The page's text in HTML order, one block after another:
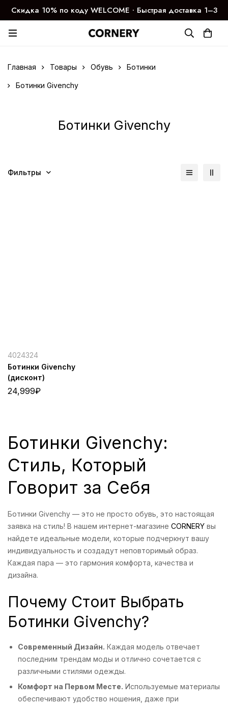
Скидка 10% по коду WELCOME ∙ Быстрая доставка 1–3
дня
Главная Товары Обувь Ботинки
Ботинки Givenchy
Ботинки Givenchy
Фильтры
4024324
Ботинки Givenchy
(дисконт)
24,999₽
Ботинки Givenchy:
Стиль, Который
Говорит за Себя
Ботинки Givenchy — это не просто обувь, это настоящая
заявка на стиль! В нашем интернет-магазине CORNERY вы
найдете идеальные модели, которые подчеркнут вашу
индивидуальность и создадут неповторимый образ.
Каждая пара — это гармония комфорта, качества и
дизайна.
Почему Стоит Выбрать
Ботинки Givenchy?
Современный Дизайн. Каждая модель отвечает
последним трендам моды и отлично сочетается с
различными стилями одежды.
Комфорт на Первом Месте. Используемые материалы
обеспечивают удобство ношения, даже при